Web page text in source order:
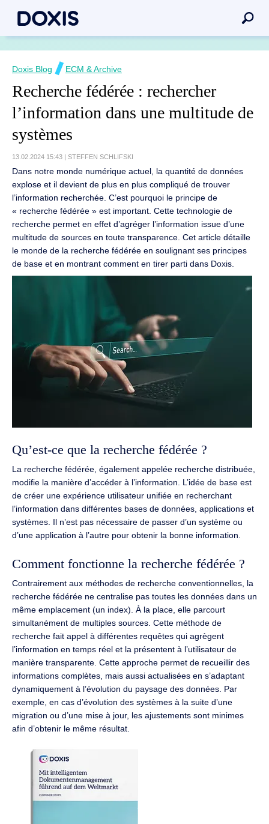
Doxis Blog ECM & Archive
Recherche fédérée : rechercher
l’information dans une multitude de
systèmes
13.02.2024 15:43 | STEFFEN SCHLIFSKI
Dans notre monde numérique actuel, la quantité de données
explose et il devient de plus en plus compliqué de trouver
l’information recherchée. C’est pourquoi le principe de
« recherche fédérée » est important. Cette technologie de
recherche permet en effet d’agréger l’information issue d’une
multitude de sources en toute transparence. Cet article détaille
le monde de la recherche fédérée en soulignant ses principes
de base et en montrant comment en tirer parti dans Doxis.
Qu’est-ce que la recherche fédérée ?
La recherche fédérée, également appelée recherche distribuée,
modifie la manière d’accéder à l’information. L’idée de base est
de créer une expérience utilisateur unifiée en recherchant
l’information dans différentes bases de données, applications et
systèmes. Il n’est pas nécessaire de passer d’un système ou
d’une application à l’autre pour obtenir la bonne information.
Comment fonctionne la recherche fédérée ?
Contrairement aux méthodes de recherche conventionnelles, la
recherche fédérée ne centralise pas toutes les données dans un
même emplacement (un index). À la place, elle parcourt
simultanément de multiples sources. Cette méthode de
recherche fait appel à différentes requêtes qui agrègent
l’information en temps réel et la présentent à l’utilisateur de
manière transparente. Cette approche permet de recueillir des
informations complètes, mais aussi actualisées en s’adaptant
dynamiquement à l’évolution du paysage des données. Par
exemple, en cas d’évolution des systèmes à la suite d’une
migration ou d’une mise à jour, les ajustements sont minimes
afin d’obtenir le même résultat.